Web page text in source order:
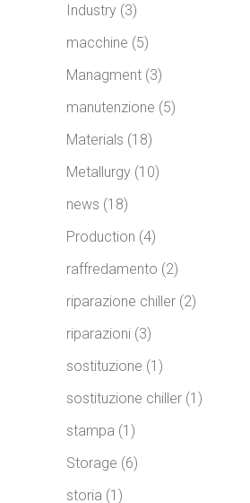
Industry (3)
macchine (5)
Managment (3)
manutenzione (5)
Materials (18)
Metallurgy (10)
news (18)
Production (4)
raffredamento (2)
riparazione chiller (2)
riparazioni (3)
sostituzione (1)
sostituzione chiller (1)
stampa (1)
Storage (6)
storia (1)